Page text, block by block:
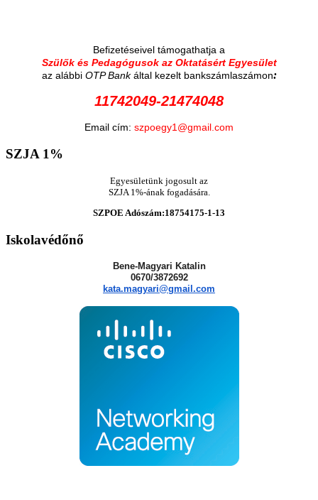
Befizetéseivel támogathatja a
Szülők és Pedagógusok az Oktatásért Egyesület
az alábbi OTP Bankáltal kezelt bankszámlaszámon:
11742049-21474048
Email cím: szpoegy1@gmail.com
SZJA1%
Egyesületünk jogosult az
SZJA 1%-ának fogadására.
SZPOE Adószám:18754175-1-13
Iskolavédőnő
Bene-Magyari Katalin
0670/3872692
kata.magyari@gmail.com